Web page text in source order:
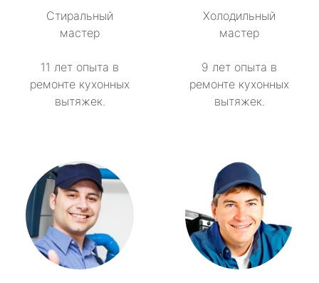
Стиральный
мастер
11 лет опыта в
ремонте кухонных
вытяжек.
Холодильный
мастер
9 лет опыта в
ремонте кухонных
вытяжек.